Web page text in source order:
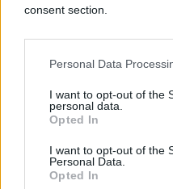
consent section.
Personal Data
I want to opt-out of the
personal data.
Opted In
I want to opt-out of the
Personal Data.
Opted In
kako bi ispunila sportske
olimpijski komitet
nastup na Olimpijskim
godine, gdje je osvojila
kategoriji.
Bokserka je izjavila da